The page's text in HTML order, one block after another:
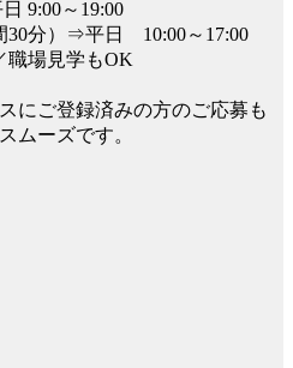
9:00～19:00
30分）⇒平日 10:00～17:00
職場見学もOK
にご登録済みの方のご応募も
ムーズです。